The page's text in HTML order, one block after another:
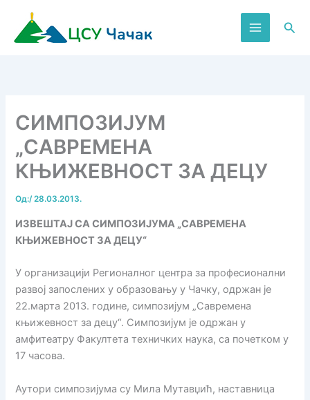
садржај
СИМПОЗИЈУМ
„САВРЕМЕНА
КЊИЖЕВНОСТ ЗА ДЕЦУ
Од:/28.03.2013.
ИЗВЕШТАЈ СА СИМПОЗИЈУМА „САВРЕМЕНА
КЊИЖЕВНОСТ ЗА ДЕЦУ“
У организацији Регионалног центра за професионални
развој запослених у образовању у Чачку, одржан је
22.марта 2013. године, симпозијум „Савремена
књижевност за децу“. Симпозијум је одржан у
амфитеатру Факултета техничких наука, са почетком у
17 часова.
Аутори симпозијума су Мила Мутавџић, наставница